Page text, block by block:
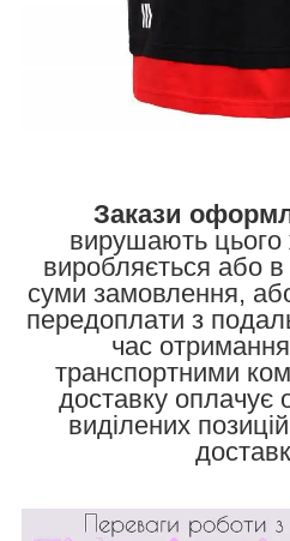
Закази
вирушають цього
виробляється або в
суми замовлення,
передоплати з
час
транспортними
доставку оплачує
виділених